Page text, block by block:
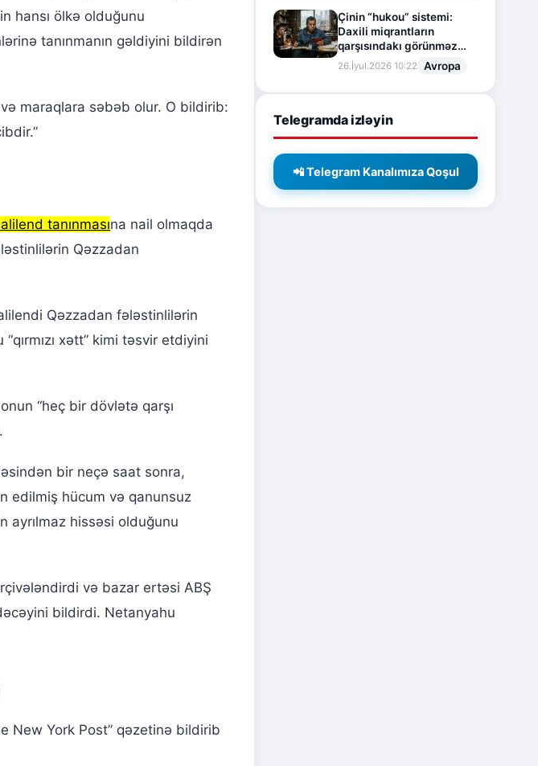
hansı ölkə olduğunu
tanınmanın gəldiyini bildirən
maraqlara səbəb olur. O bildirib:
tanınmasına nail olmaqda
Qəzzadan
Qəzzadan fələstinlilərin
xətt” kimi təsvir etdiyini
“heç bir dövlətə qarşı
bir neçə saat sonra,
edilmiş hücum və qanunsuz
ayrılmaz hissəsi olduğunu
və bazar ertəsi ABŞ
bildirdi. Netanyahu
New York Post” qəzetinə bildirib
Çinin “hukou” sistemi:
Daxili miqrantların
qarşısındakı görünməz
sədd
26.İyul.2026 10:22 Avropa
Telegramda izləyin
📲 Telegram Kanalımıza Qoşul